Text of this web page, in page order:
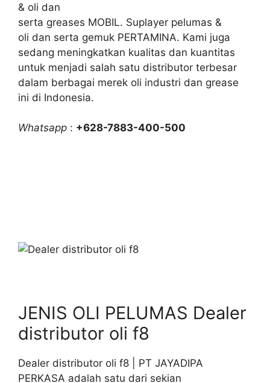
& oli dan
serta greases MOBIL. Suplayer pelumas &
oli dan serta gemuk PERTAMINA. Kami juga
sedang meningkatkan kualitas dan kuantitas
untuk menjadi salah satu distributor terbesar
dalam berbagai merek oli industri dan grease
ini di Indonesia.
Whatsapp : +628-7883-400-500
JENIS OLI PELUMAS Dealer
distributor oli f8
Dealer distributor oli f8 | PT JAYADIPA
PERKASA adalah satu dari sekian